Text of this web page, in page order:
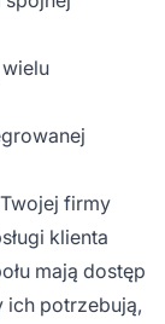
firmy
klienta
mają dostęp
potrzebują,